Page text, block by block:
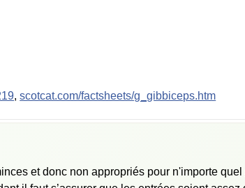
,scotcat.com/factsheets/g_gibbiceps.htm
et donc non appropriés pour n'importe